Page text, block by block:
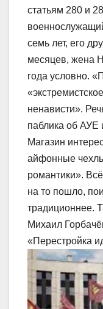
статьям 280 и
семь лет, его
месяцев, жена
года условно.
ненависти».
паблика об АУЕ
Магазин
айфонные
романтики».
на то пошло,
традиционнее.
Михаил
«Перестройка